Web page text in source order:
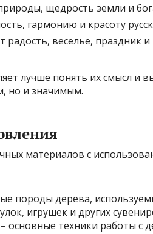
щедрость земли и
гармонию и красоту
радость, веселье, праздник
лучше понять их смысл и
но и значимым.
материалов с
породы дерева,
игрушек и других
основные техники работы с